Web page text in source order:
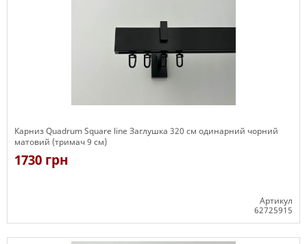
Карниз Quadrum Square line Заглушка 320 см одинарний чорний
матовий (тримач 9 см)
1730 грн
Артикул
62725915